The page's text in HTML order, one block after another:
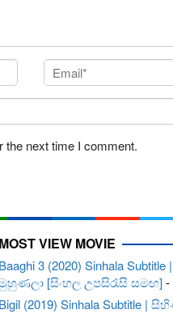
the next time I comment.
MOST VIEW MOVIE
Baaghi 3 (2020) Sinhala
[සිංහල උපසිරැසි සමඟ]-
Bigil (2019) Sinhala Subtitle